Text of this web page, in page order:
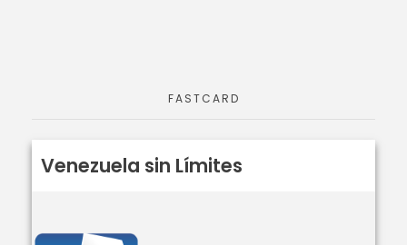
FASTCARD
Venezuela sin Límites